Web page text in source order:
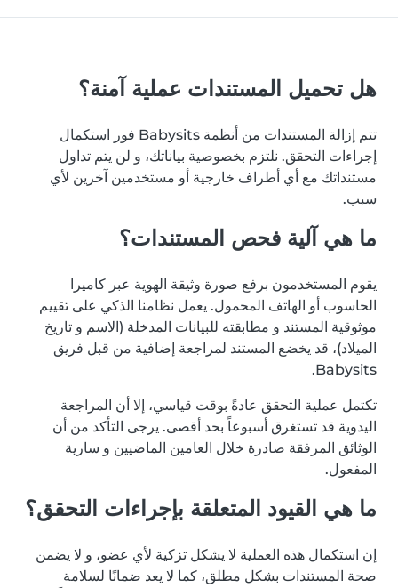
هل تحميل المستندات عملية آمنة؟
تتم إزالة المستندات من أنظمة Babysits فور استكمال
إجراءات التحقق. نلتزم بخصوصية بياناتك، و لن يتم تداول
مستنداتك مع أي أطراف خارجية أو مستخدمين آخرين لأي
سبب.
ما هي آلية فحص المستندات؟
يقوم المستخدمون برفع صورة وثيقة الهوية عبر كاميرا
الحاسوب أو الهاتف المحمول. يعمل نظامنا الذكي على تقييم
موثوقية المستند و مطابقته للبيانات المدخلة (الاسم و تاريخ
الميلاد)، قد يخضع المستند لمراجعة إضافية من قبل فريق
Babysits.
تكتمل عملية التحقق عادةً بوقت قياسي، إلا أن المراجعة
اليدوية قد تستغرق أسبوعاً بحد أقصى. يرجى التأكد من أن
الوثائق المرفقة صادرة خلال العامين الماضيين و سارية
المفعول.
ما هي القيود المتعلقة بإجراءات التحقق؟
إن استكمال هذه العملية لا يشكل تزكية لأي عضو، و لا يضمن
صحة المستندات بشكل مطلق، كما لا يعد ضمانًا لسلامة